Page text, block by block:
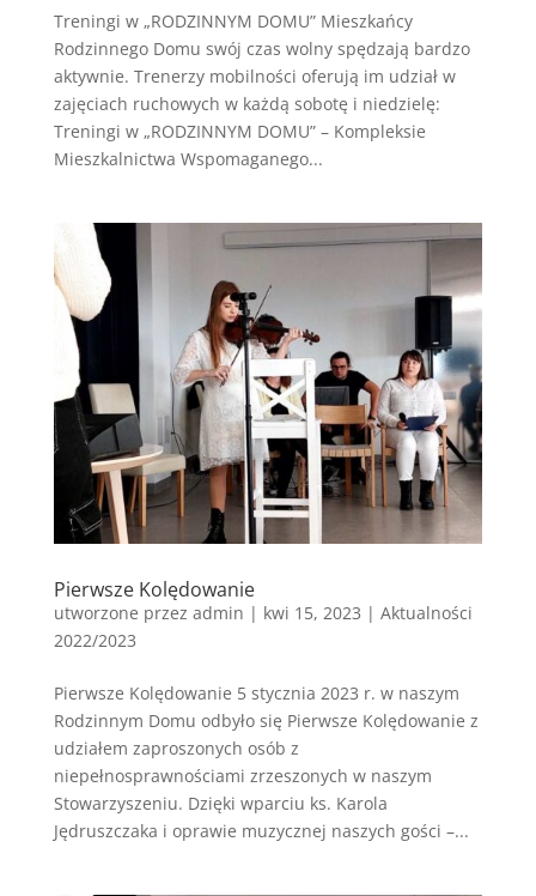
Treningi w „RODZINNYM DOMU” Mieszkańcy
Rodzinnego Domu swój czas wolny spędzają bardzo
aktywnie. Trenerzy mobilności oferują im udział w
zajęciach ruchowych w każdą sobotę i niedzielę:
Treningi w „RODZINNYM DOMU” – Kompleksie
Mieszkalnictwa Wspomaganego...
Pierwsze Kolędowanie
utworzone przez admin | kwi 15, 2023 | Aktualności
2022/2023
Pierwsze Kolędowanie 5 stycznia 2023 r. w naszym
Rodzinnym Domu odbyło się Pierwsze Kolędowanie z
udziałem zaproszonych osób z
niepełnosprawnościami zrzeszonych w naszym
Stowarzyszeniu. Dzięki wparciu ks. Karola
Jędruszczaka i oprawie muzycznej naszych gości –...